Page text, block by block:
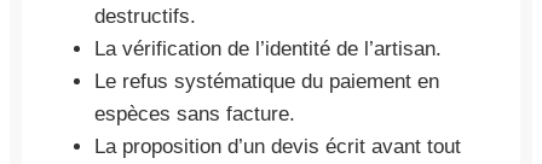
destructifs.
La vérification de l’identité de l’artisan.
Le refus systématique du paiement en
espèces sans facture.
La proposition d’un devis écrit avant tout